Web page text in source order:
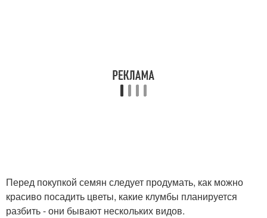
Перед покупкой семян следует продумать, как можно
красиво посадить цветы, какие клумбы планируется
разбить - они бывают нескольких видов.